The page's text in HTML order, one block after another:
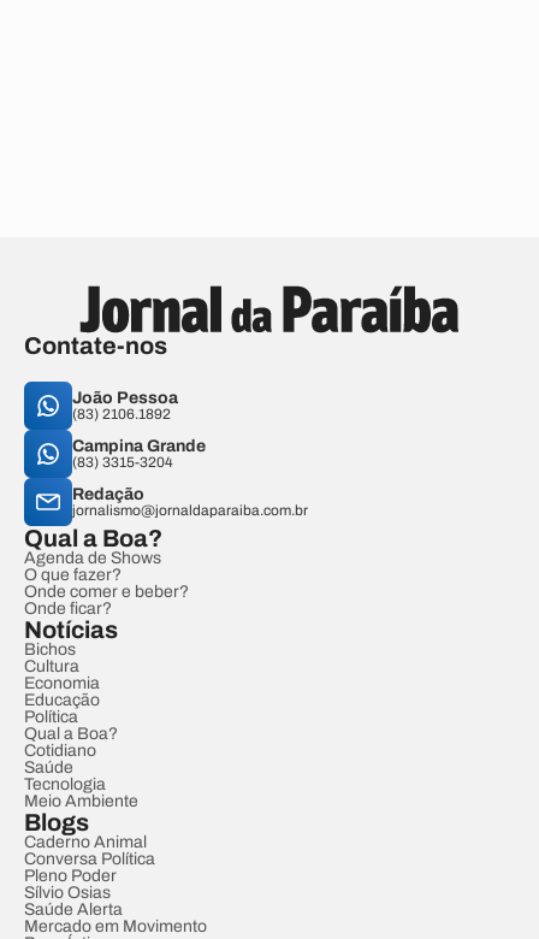
Contate-nos
João Pessoa
(83) 2106.1892
Campina Grande
(83) 3315-3204
Redação
jornalismo@jornaldaparaiba.com.br
Qual a Boa?
Agenda de Shows
O que fazer?
Onde comer e beber?
Onde ficar?
Notícias
Bichos
Cultura
Economia
Educação
Política
Qual a Boa?
Cotidiano
Saúde
Tecnologia
Meio Ambiente
Blogs
Caderno Animal
Conversa Política
Pleno Poder
Sílvio Osias
Saúde Alerta
Mercado em Movimento